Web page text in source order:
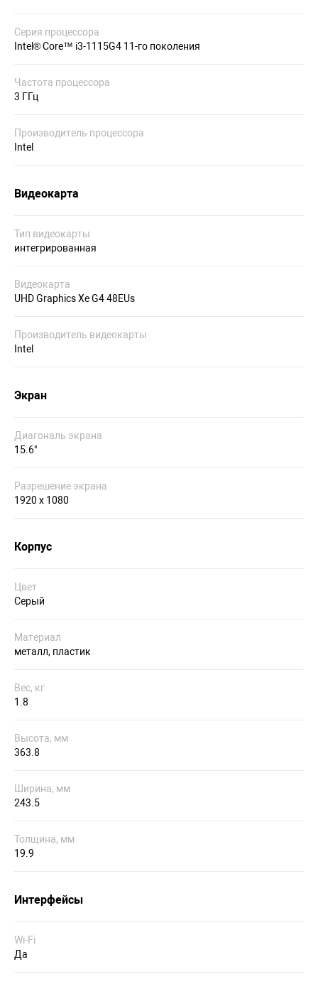
Серия процессора
Intel® Core™ i3-1115G4 11-го поколения
Частота процессора
3 ГГц
Производитель процессора
Intel
Видеокарта
Тип видеокарты
интегрированная
Видеокарта
UHD Graphics Xe G4 48EUs
Производитель видеокарты
Intel
Экран
Диагональ экрана
15.6"
Разрешение экрана
1920 х 1080
Корпус
Цвет
Серый
Материал
металл, пластик
Вес, кг
1.8
Высота, мм
363.8
Ширина, мм
243.5
Толщина, мм
19.9
Интерфейсы
Wi-Fi
Да